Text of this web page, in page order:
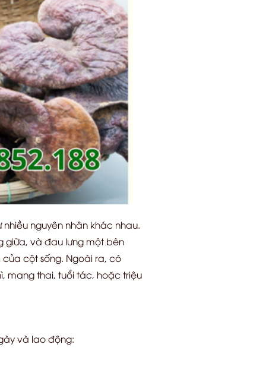
nguyên nhân khác nhau.
giữa, và đau lưng một bên
cột sống. Ngoài ra, có
mang thai, tuổi tác, hoặc triệu
và lao động: